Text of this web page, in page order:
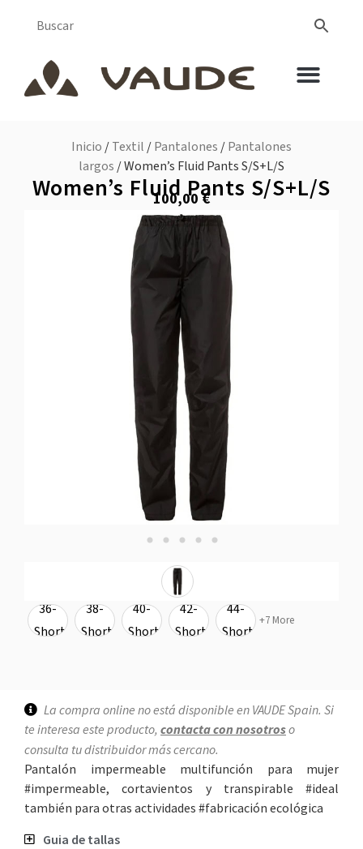
Inicio /Textil /Pantalones /Pantalones
largos / Women’s Fluid Pants S/S+L/S
Women’s Fluid Pants S/S+L/S
100,00€
36-
Short
38-
Short
40-
Short
42-
Short
44-
Short
+7 More
La compra online no está disponible en VAUDE Spain. Si
te interesa este producto, contacta con nosotroso
consulta tu distribuidor más cercano.
Pantalón impermeable multifunción para mujer
#impermeable, cortavientos y transpirable #ideal
también para otras actividades #fabricación ecológica
Guia de tallas